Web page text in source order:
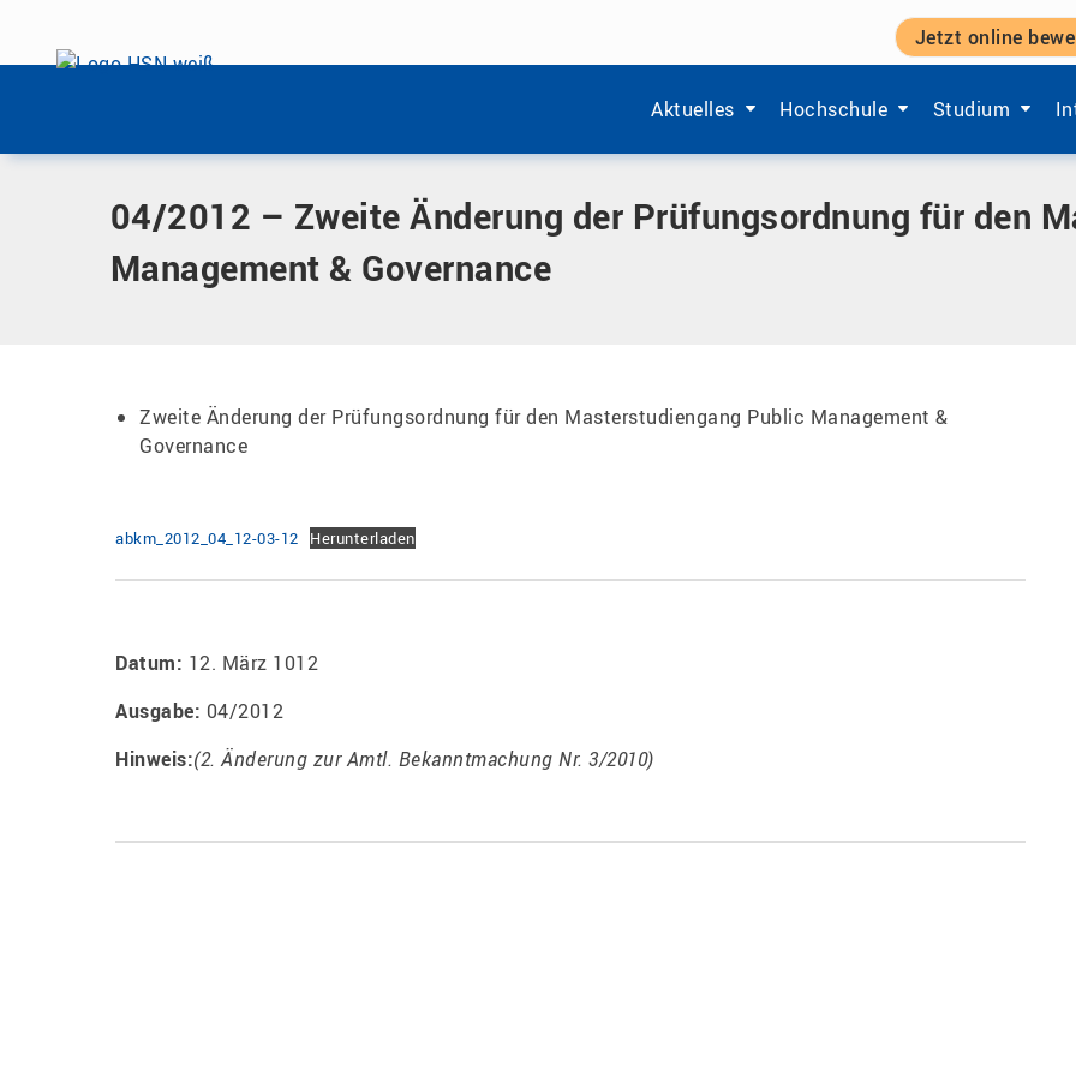
Jetzt online
Aktuelles
Zeige Menü-Unterpunkte von 'Aktuelles'.
Hochschule
Zeige Menü-Unterpunkte von
Studium
Zeige Menü-
Home|Dokumente|04/2012 – Zweite Änderung der Prüfungsordnung für den Masterstudiengang Public
04/2012 – Zweite Änderung der Prüfungsordnung für den
Management & Governance
Zweite Änderung der Prüfungsordnung für den Masterstudiengang Public Management &
Governance
abkm_2012_04_12-03-12 Herunterladen
Datum: 12. März 1012
Ausgabe: 04/2012
Hinweis:(2. Änderung zur Amtl. Bekanntmachung Nr. 3/2010)